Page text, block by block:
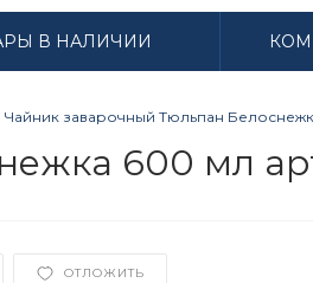
В НАЛИЧИИ
Чайник заварочный Тюльпан
600 мл
ОТЛОЖИТЬ